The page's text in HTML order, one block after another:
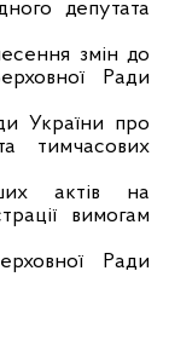
депутата
змін до
Ради
України про
тимчасових
актів на
вимогам
Ради